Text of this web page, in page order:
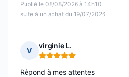
Publié le 08/08/2026 à 14h10
suite à un achat du 19/07/2026
V
virginie L.
Note : 5 sur 5
Répond à mes attentes